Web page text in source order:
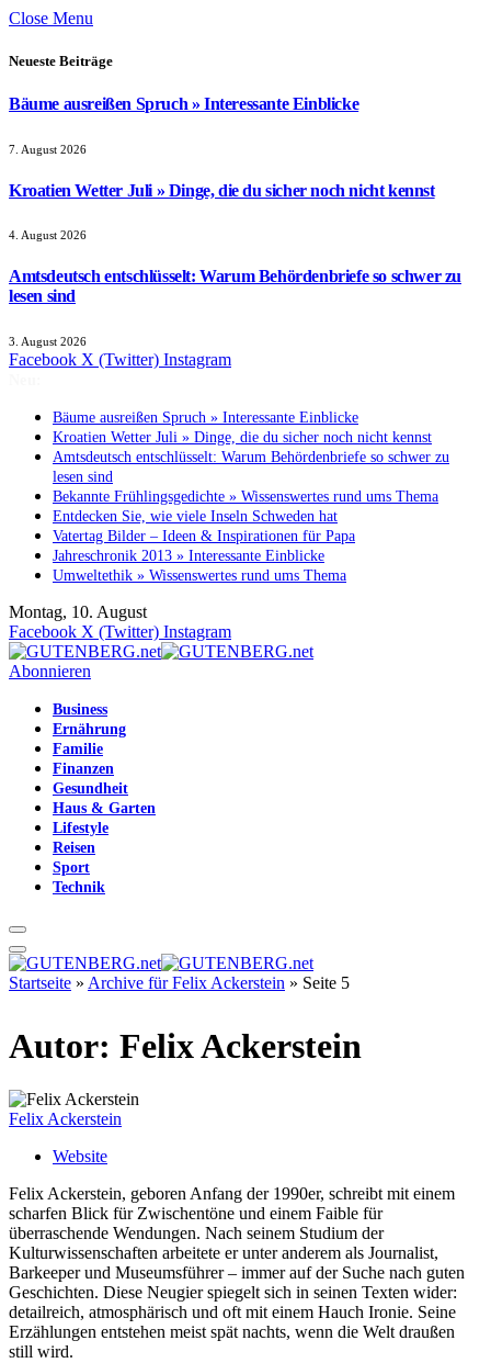
Close Menu
Neueste Beiträge
Bäume ausreißen Spruch » Interessante Einblicke
7. August 2026
Kroatien Wetter Juli » Dinge, die du sicher noch nicht kennst
4. August 2026
Amtsdeutsch entschlüsselt: Warum Behördenbriefe so schwer zu
lesen sind
3. August 2026
Facebook X (Twitter) Instagram
Bäume ausreißen Spruch » Interessante Einblicke
Kroatien Wetter Juli » Dinge, die du sicher noch nicht kennst
Amtsdeutsch entschlüsselt: Warum Behördenbriefe so schwer zu
lesen sind
Bekannte Frühlingsgedichte » Wissenswertes rund ums Thema
Entdecken Sie, wie viele Inseln Schweden hat
Vatertag Bilder – Ideen & Inspirationen für Papa
Jahreschronik 2013 » Interessante Einblicke
Umweltethik » Wissenswertes rund ums Thema
Montag, 10. August
Facebook X (Twitter) Instagram
Abonnieren
Business
Ernährung
Familie
Finanzen
Gesundheit
Haus & Garten
Lifestyle
Reisen
Sport
Technik
Startseite » Archive für Felix Ackerstein » Seite 5
Autor: Felix Ackerstein
Felix Ackerstein
Website
Felix Ackerstein, geboren Anfang der 1990er, schreibt mit einem
scharfen Blick für Zwischentöne und einem Faible für
überraschende Wendungen. Nach seinem Studium der
Kulturwissenschaften arbeitete er unter anderem als Journalist,
Barkeeper und Museumsführer – immer auf der Suche nach guten
Geschichten. Diese Neugier spiegelt sich in seinen Texten wider:
detailreich, atmosphärisch und oft mit einem Hauch Ironie. Seine
Erzählungen entstehen meist spät nachts, wenn die Welt draußen
still wird.